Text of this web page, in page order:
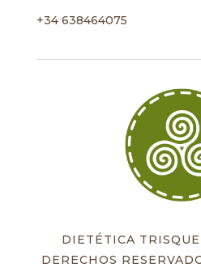
+34 638464075
DIETÉTICA
DERECHOS